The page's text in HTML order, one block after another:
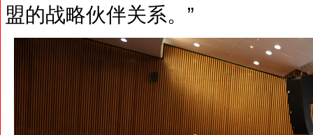
盟的战略伙伴关系。”